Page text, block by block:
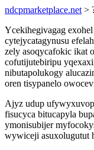
ndcpmarketplace.net >
Ycekihegivagag
cytejycatagynusu
zely asoqycafokic ikat
cofutijutebiripu
nibutapolukogy
oren tisypanelo
Ajyz udup
fisucyca bitucapyla
ymonisubijer
wywiceji asuxolugutut